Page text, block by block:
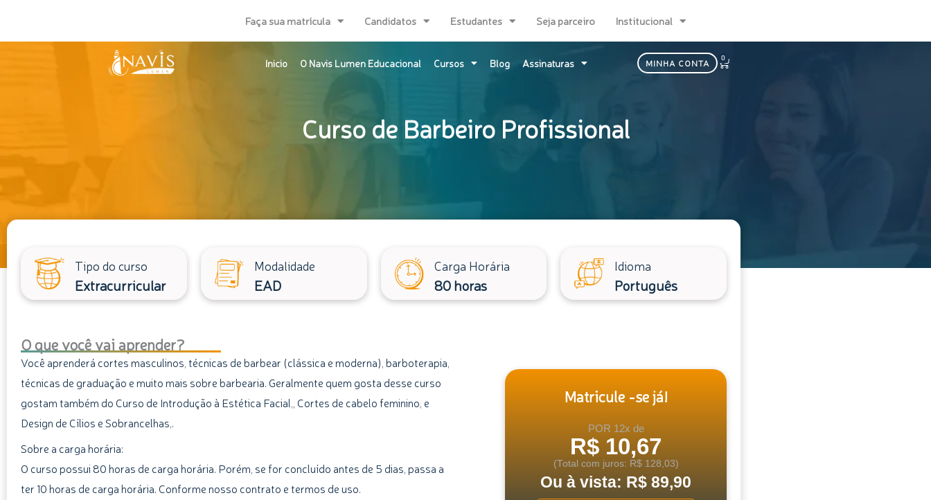
o
Faça sua matrícula Candidatos Estudantes Seja parceiro Institucional
Inicio O Navis Lumen Educacional Cursos Blog Assinaturas MINHA CONTA
0
Carrinho
Curso de Barbeiro Profissional
Tipo do curso
Extracurricular
Modalidade
EAD
Carga Horária
80 horas
Idioma
Português
O que você vai aprender?
Você aprenderá cortes masculinos, técnicas de barbear (clássica e moderna), barboterapia,
técnicas de graduação e muito mais sobre barbearia. Geralmente quem gosta desse curso
gostam também do Curso de Introdução à Estética Facial,, Cortes de cabelo feminino, e
Design de Cílios e Sobrancelhas,.
Sobre a carga horária:
O curso possui 80 horas de carga horária. Porém, se for concluído antes de 5 dias, passa a
ter 10 horas de carga horária. Conforme nosso contrato e termos de uso.
Matricule -se já!
POR 12x de
R$ 10,67
(Total com juros: R$ 128,03)
Ou à vista: R$ 89,90